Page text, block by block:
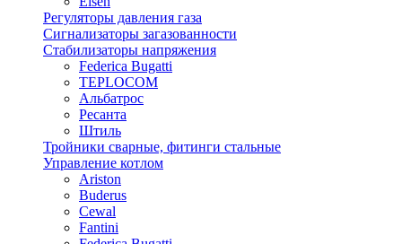
Регуляторы давления газа
Сигнализаторы загазованности
Стабилизаторы напряжения
Federica Bugatti
TEPLOCOM
Альбатрос
Ресанта
Штиль
Тройники сварные, фитинги стальные
Управление котлом
Ariston
Buderus
Cewal
Fantini